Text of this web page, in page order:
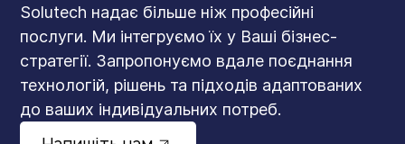
Solutech надає більше ніж професійні
послуги. Ми інтегруємо їх у Ваші бізнес-
стратегії. Запропонуємо вдале поєднання
технологій, рішень та підходів адаптованих
до ваших індивідуальних потреб.